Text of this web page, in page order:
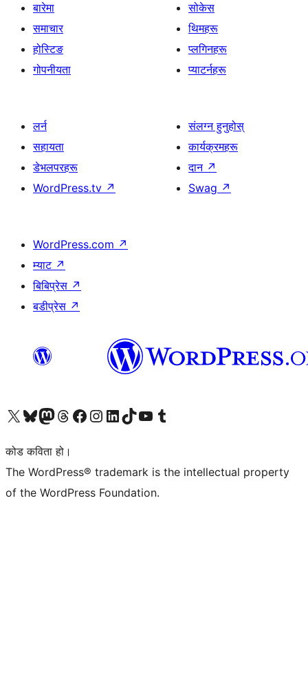
बारेमा
समाचार
होस्टिङ
गोपनीयता
सोकेस
थिमहरू
प्लगिनहरू
प्याटर्नहरू
लर्न
सहायता
डेभलपरहरू
WordPress.tv ↗
संलग्न हुनुहोस्
कार्यक्रमहरू
दान ↗
Swag ↗
WordPress.com ↗
म्याट ↗
बिबिप्रेस ↗
बडीप्रेस ↗
हाम्रो X (पहिले ट्विटर) खातामा जानुहोस्
हाम्रो Bluesky खाता भ्रमण गर्नुहोस्
हाम्रो म्यास्टोडन खाता भ्रमण गर्नुहोस्
हाम्रो थ्रेड्स खातामा जानुहोस्
हाम्रो फेसबुक पेजमा जानुहोस्
हाम्रो इन्स्टाग्राम खातामा जानुहोस्
हाम्रो लिङ्क्डइन खातामा जानुहोस्
हाम्रो TikTok खाता भ्रमण गर्नुहोस्
हाम्रो युट्युब च्यानलमा जानुहोस्
हाम्रो टम्बलर खाता भ्रमण गर्नुहोस्
कोड कविता हो।
The WordPress® trademark is the intellectual property
of the WordPress Foundation.